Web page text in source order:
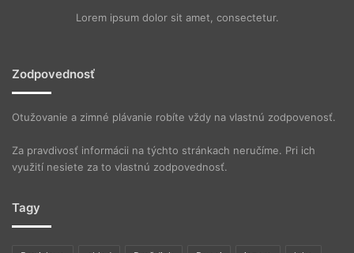
Lorem ipsum dolor sit amet, consectetur.
Zodpovednosť
Otužovanie a zimné plávanie robíte vždy na vlastnú zodpovenosť.
Za pravdivosť informácii na týchto stránkach neručíme. Pri ich
využití nesiete za to vlastnú zodpovednosť.
Tagy